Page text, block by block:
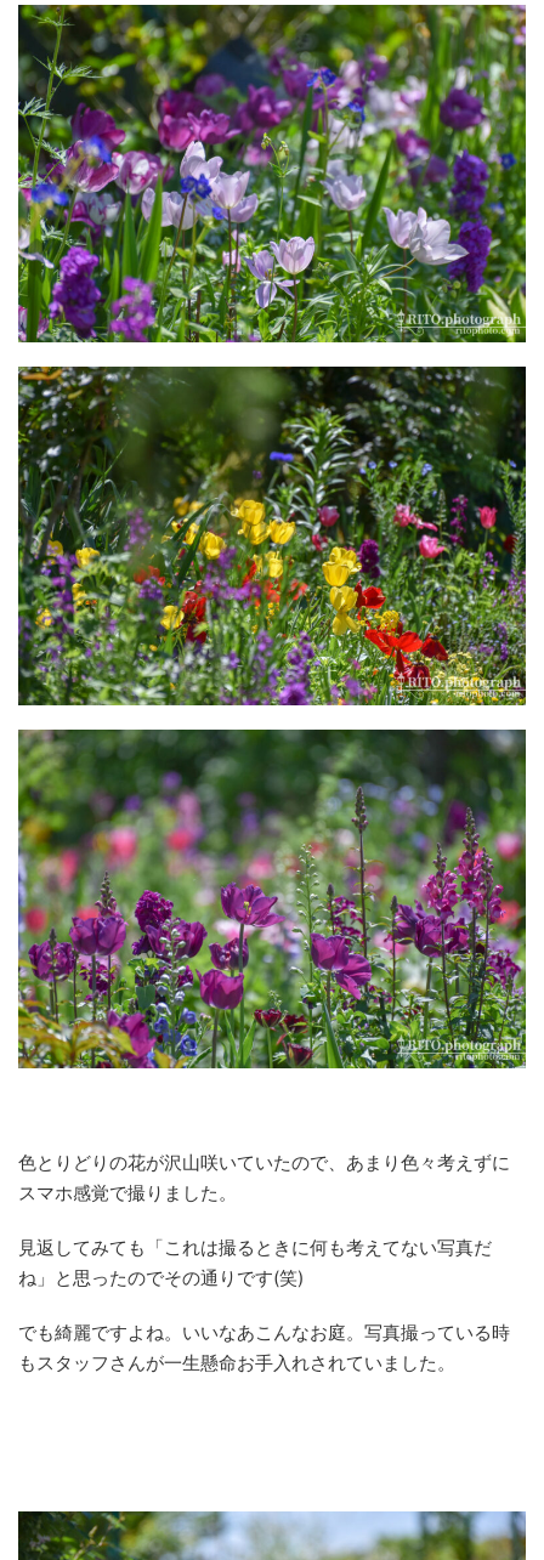
色とりどりの花が沢山咲いていたので、あまり色々考えずに
スマホ感覚で撮りました。
見返してみても「これは撮るときに何も考えてない写真だ
ね」と思ったのでその通りです(笑)
でも綺麗ですよね。いいなあこんなお庭。写真撮っている時
もスタッフさんが一生懸命お手入れされていました。